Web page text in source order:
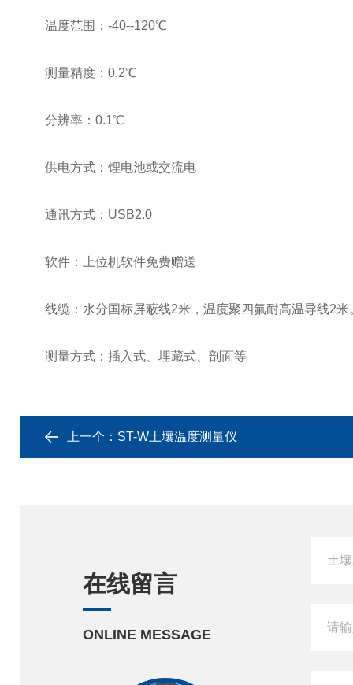
温度范围：-40--120℃
测量精度：0.2℃
分辨率：0.1℃
供电方式：锂电池或交流电
通讯方式：USB2.0
软件：上位机软件免费赠送
线缆：水分国标屏蔽线2米，温度聚四氟耐高温导线2米
测量方式：插入式、埋藏式、剖面等
上一个： ST-W土壤温度测量仪
在线留言
ONLINE MESSAGE